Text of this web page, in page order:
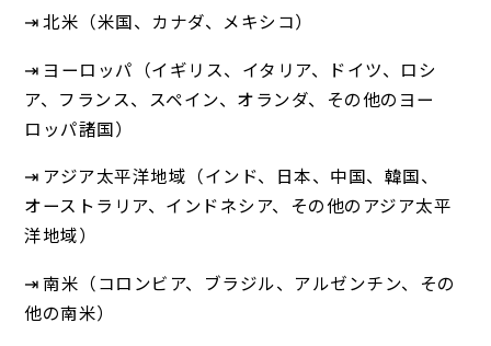
⇥ 北米（米国、カナダ、メキシコ）
⇥ ヨーロッパ（イギリス、イタリア、ドイツ、ロシ
ア、フランス、スペイン、オランダ、その他のヨー
ロッパ諸国）
⇥ アジア太平洋地域（インド、日本、中国、韓国、
オーストラリア、インドネシア、その他のアジア太平
洋地域）
⇥ 南米（コロンビア、ブラジル、アルゼンチン、その
他の南米）